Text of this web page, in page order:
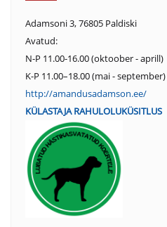
Adamsoni 3, 76805 Paldiski
Avatud:
N-P 11.00-16.00 (oktoober - aprill)
K-P 11.00–18.00 (mai - september)
http://amandusadamson.ee/
KÜLASTAJA RAHULOLUKÜSITLUS